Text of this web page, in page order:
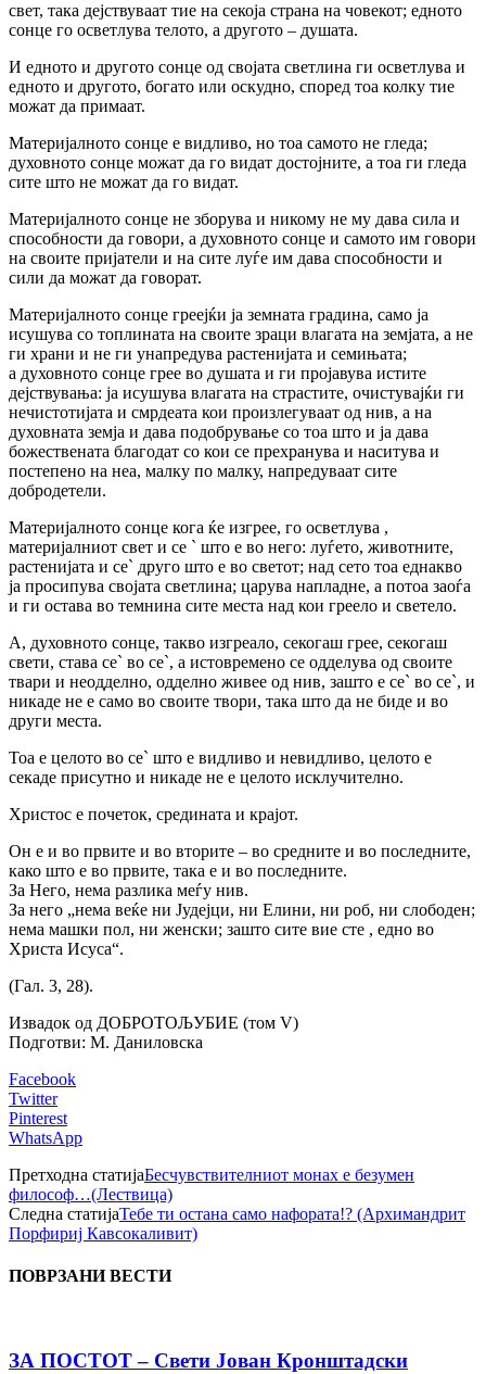
свет, така дејствуваат тие на секоја страна на човекот; едното
сонце го осветлува телото, а другото – душата.
И едното и другото сонце од својата светлина ги осветлува и
едното и другото, богато или оскудно, според тоа колку тие
можат да примаат.
Материјалното сонце е видливо, но тоа самото не гледа;
духовното сонце можат да го видат достојните, а тоа ги гледа
сите што не можат да го видат.
Материјалното сонце не зборува и никому не му дава сила и
способности да говори, а духовното сонце и самото им говори
на своите пријатели и на сите луѓе им дава способности и
сили да можат да говорат.
Материјалното сонце греејќи ја земната градина, само ја
исушува со топлината на своите зраци влагата на земјата, а не
ги храни и не ги унапредува растенијата и семињата;
а духовното сонце грее во душата и ги пројавува истите
дејствувања: ја исушува влагата на страстите, очистувајќи ги
нечистотијата и смрдеата кои произлегуваат од нив, а на
духовната земја и дава подобрување со тоа што и ја дава
божествената благодат со кои се прехранува и наситува и
постепено на неа, малку по малку, напредуваат сите
добродетели.
Материјалното сонце кога ќе изгрее, го осветлува ,
материјалниот свет и се ` што е во него: луѓето, животните,
растенијата и се` друго што е во светот; над сето тоа еднакво
ја просипува својата светлина; царува напладне, а потоа заоѓа
и ги остава во темнина сите места над кои греело и светело.
А, духовното сонце, такво изгреало, секогаш грее, секогаш
свети, става се` во се`, а истовремено се одделува од своите
твари и неодделно, одделно живее од нив, зашто е се` во се`, и
никаде не е само во своите твори, така што да не биде и во
други места.
Тоа е целото во се` што е видливо и невидливо, целото е
секаде присутно и никаде не е целото исклучително.
Христос е почеток, средината и крајот.
Он е и во првите и во вторите – во средните и во последните,
како што е во првите, така е и во последните.
За Него, нема разлика меѓу нив.
За него „нема веќе ни Јудејци, ни Елини, ни роб, ни слободен;
нема машки пол, ни женски; зашто сите вие сте , едно во
Христа Исуса“.
(Гал. 3, 28).
Извадок од ДОБРОТОЉУБИЕ (том V)
Подготви: М. Даниловска
Facebook
Twitter
Pinterest
WhatsApp
Претходна статијаБесчувствителниот монах е безумен
философ…(Лествица)
Следна статијаТебе ти остана само нафората!? (Архимандрит
Порфириј Кавсокаливит)
ПОВРЗАНИ ВЕСТИ
ЗА ПОСТОТ – Свети Јован Кронштадски